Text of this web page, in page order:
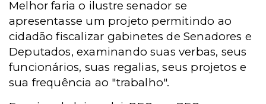
Melhor faria o ilustre senador se
apresentasse um projeto permitindo ao
cidadão fiscalizar gabinetes de Senadores e
Deputados, examinando suas verbas, seus
funcionários, suas regalias, seus projetos e
sua frequência ao "trabalho".